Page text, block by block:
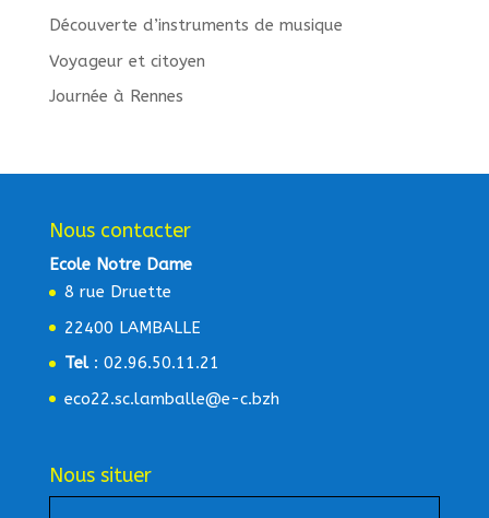
Découverte d’instruments de musique
Voyageur et citoyen
Journée à Rennes
Nous contacter
Ecole Notre Dame
8 rue Druette
22400 LAMBALLE
Tel: 02.96.50.11.21
eco22.sc.lamballe@e-c.bzh
Nous situer